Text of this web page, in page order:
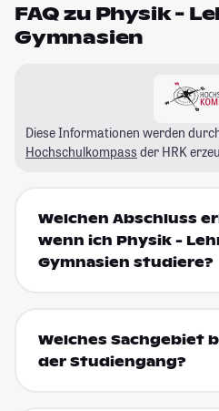
FAQ zu Physik -
Gymnasien
Diese Informationen werden
Hochschulkompass der HRK
Welchen Abschluss
wenn ich Physik -
Gymnasien studiere?
Welches Sachgebiet
der Studiengang?